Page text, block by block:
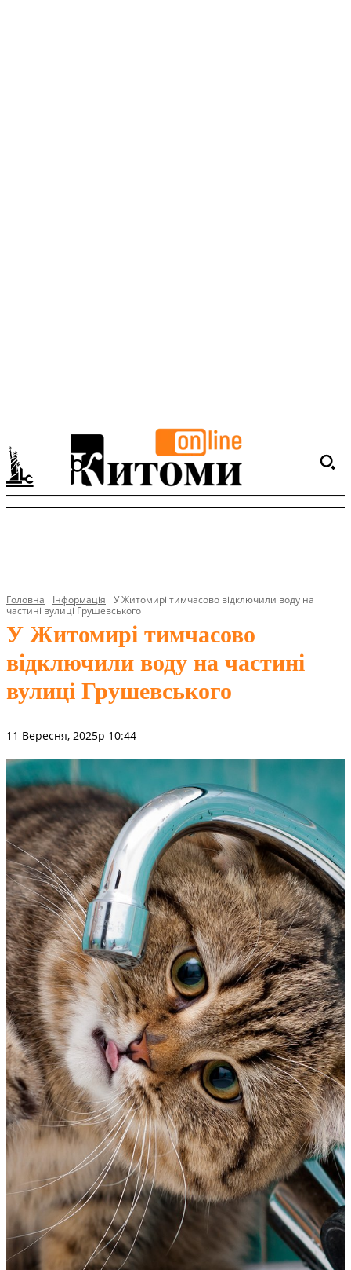
Головна Інформація
У Житомирі тимчасово відключили воду на
частині вулиці Грушевського
У Житомирі тимчасово
відключили воду на частині
вулиці Грушевського
11 Вересня, 2025р 10:44